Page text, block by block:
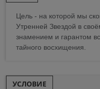
Цель - на которой мы
Утренней Звездой в
знамением и гарантом
тайного восхищения.
УСЛОВИE